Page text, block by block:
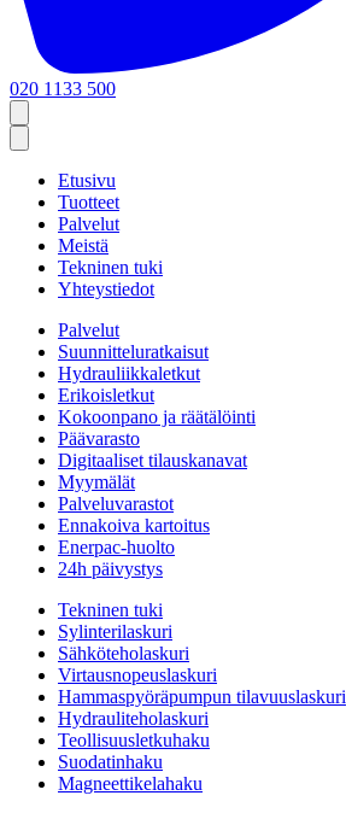
020 1133 500
Etusivu
Tuotteet
Palvelut
Meistä
Tekninen tuki
Yhteystiedot
Palvelut
Suunnitteluratkaisut
Hydrauliikkaletkut
Erikoisletkut
Kokoonpano ja räätälöinti
Päävarasto
Digitaaliset tilauskanavat
Myymälät
Palveluvarastot
Ennakoiva kartoitus
Enerpac-huolto
24h päivystys
Tekninen tuki
Sylinterilaskuri
Sähköteholaskuri
Virtausnopeuslaskuri
Hammaspyöräpumpun tilavuuslaskuri
Hydrauliteholaskuri
Teollisuusletkuhaku
Suodatinhaku
Magneettikelahaku